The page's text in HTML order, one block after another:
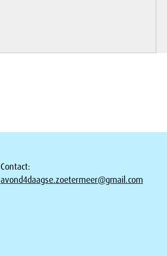
Contact:
avond4daagse.zoetermeer@gmail.com